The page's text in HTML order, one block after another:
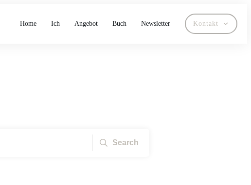
Home Ich Angebot Buch Newsletter Kontakt
Search